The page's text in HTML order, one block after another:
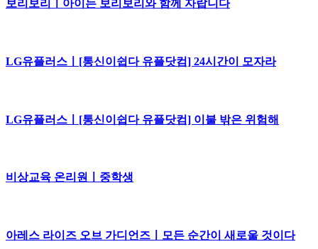
보리보리ㅣ아이는 보리보리와 함께 자랍니다
LG유플러스ㅣ[통신이쉽다 유플닷컴] 24시간이 모자라
LG유플러스ㅣ[통신이쉽다 유플닷컴] 이불 밖은 위험해
비상교육 온리원ㅣ중학생
아레스 라이즈 오브 가디언즈ㅣ모든 순간이 새로울 것이다